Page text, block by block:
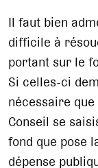
Il faut bien
difficile à
portant sur le
Si celles-ci
nécessaire que
Conseil se
fond que pose
dépense